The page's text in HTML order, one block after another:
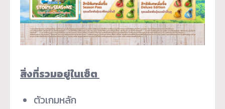
สิ่งที่รวมอยู่ในเซ็ต
ตัวเกมหลัก